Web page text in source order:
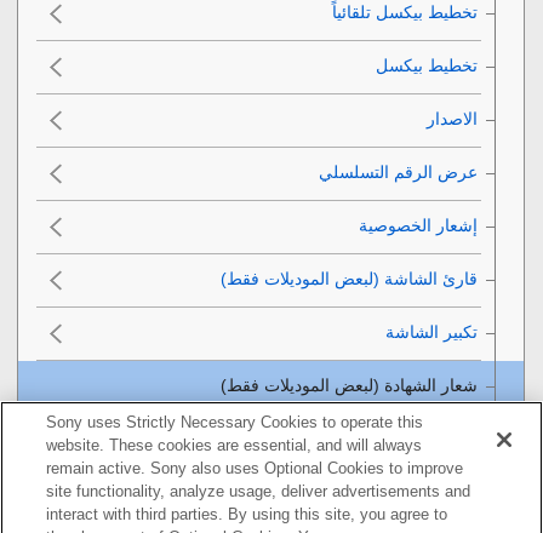
تخطيط بيكسل تلقائياً
تخطيط بيكسل
الاصدار
عرض الرقم التسلسلي
قارئ الشاشة (لبعض الموديلات فقط)
تكبير الشاشة
شعار الشهادة (لبعض الموديلات فقط)
حفظ/تحميل التهيئات
إعادة ضبط التهيئة
Sony uses Strictly Necessary Cookies to operate this
website. These cookies are essential, and will always
remain active. Sony also uses Optional Cookies to improve
site functionality, analyze usage, deliver advertisements and
interact with third parties. By using this site, you agree to